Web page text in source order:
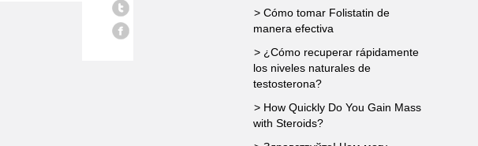
> Cómo tomar Folistatin de
manera efectiva
> ¿Cómo recuperar rápidamente
los niveles naturales de
testosterona?
> How Quickly Do You Gain Mass
with Steroids?